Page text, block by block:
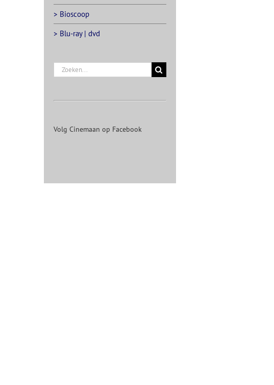
> Bioscoop
> Blu-ray | dvd
Zoeken
naar:
Volg Cinemaan op Facebook